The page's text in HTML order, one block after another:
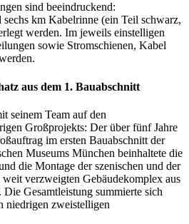
sind beeindruckend:
sechs km Kabelrinne (ein Teil schwarz,
werden. Im jeweils einstelligen
sowie Stromschienen, Kabel
aus dem 1. Bauabschnitt
seinem Team auf den
Großprojekts: Der über fünf Jahre
im ersten Bauabschnitt der
Museums München beinhaltete die
die Montage der szenischen und der
verzweigten Gebäudekomplex aus
Die Gesamtleistung summierte sich
niedrigen zweistelligen